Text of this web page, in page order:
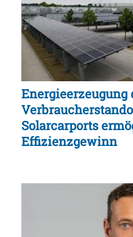
Energieerzeugung
Solarcarports
Effizienzgewinn